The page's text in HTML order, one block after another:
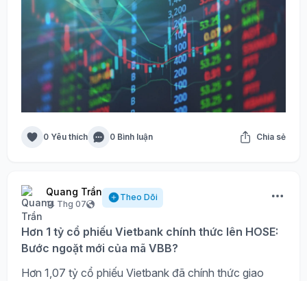
0 Yêu thích 0 Bình luận Chia sẻ
Quang Trần
14 Thg 07
Theo Dõi
Hơn 1 tỷ cổ phiếu Vietbank chính thức lên HOSE:
Bước ngoặt mới của mã VBB?
Hơn 1,07 tỷ cổ phiếu Vietbank đã chính thức giao